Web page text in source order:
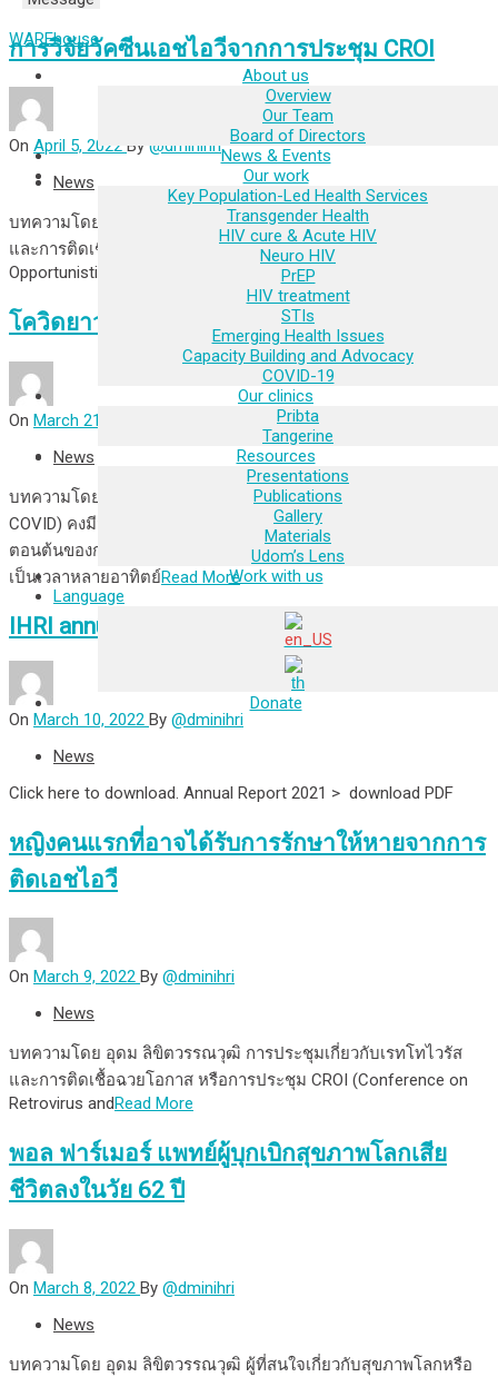
WAREhouse
About us
Overview
Our Team
Board of Directors
News & Events
Our work
Key Population-Led Health Services
Transgender Health
HIV cure & Acute HIV
Neuro HIV
PrEP
HIV treatment
STIs
Emerging Health Issues
Capacity Building and Advocacy
COVID-19
Our clinics
Pribta
Tangerine
Resources
Presentations
Publications
Gallery
Materials
Udom’s Lens
Work with us
Language
Donate
การวิจัยวัคซีนเอชไอวีจากการประชุม CROI
On April 5, 2022 By @dminihri
News
บทความโดย อุดม ลิขิตวรรณวุฒิ ในการประชุมเกี่ยวกับเรทโทไวรัส
และการติดเชื้อฉวยโอกาส (Conference on Retrovirus and
Opportunistic Infections
โควิดยาว: สิ่งที่เรารู้และสิ่งที่เราไม่รู้
On March 21, 2022
News
บทความโดย อุดม ลิขิตวรรณวุฒิ คำถามเกี่ยวกับโควิดยาว (long
COVID) คงมีมากไม่น้อยกว่าอาการต่างๆ ของโควิดยาว นับตั้งแต่
ตอนต้นของการระบาดโควิด-19 มีคนจำนวนหนึ่งที่ยังมีอาการป่วย
เป็นเวลาหลายอาทิตย์Read More
IHRI annual report 2021 is now available
On March 10, 2022 By @dminihri
News
Click here to download. Annual Report 2021 > download PDF
หญิงคนแรกที่อาจได้รับการรักษาให้หายจากการ
ติดเอชไอวี
On March 9, 2022 By @dminihri
News
บทความโดย อุดม ลิขิตวรรณวุฒิ การประชุมเกี่ยวกับเรทโทไวรัส
และการติดเชื้อฉวยโอกาส หรือการประชุม CROI (Conference on
Retrovirus and Read More
พอล ฟาร์เมอร์ แพทย์ผู้บุกเบิกสุขภาพโลกเสีย
ชีวิตลงในวัย 62 ปี
On March 8, 2022 By @dminihri
News
บทความโดย อุดม ลิขิตวรรณวุฒิ ผู้ที่สนใจเกี่ยวกับสุขภาพโลกหรือ